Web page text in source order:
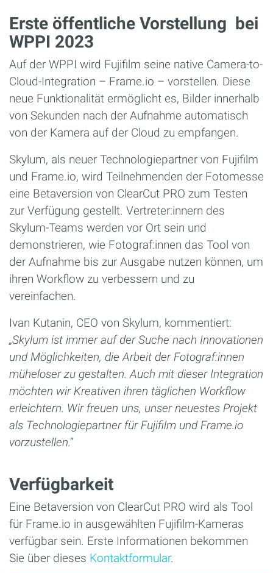
Erste öffentliche Vorstellung bei
WPPI 2023
Auf der WPPI wird Fujifilm seine native Camera-to-
Cloud-Integration – Frame.io – vorstellen. Diese
neue Funktionalität ermöglicht es, Bilder innerhalb
von Sekunden nach der Aufnahme automatisch
von der Kamera auf der Cloud zu empfangen.
Skylum, als neuer Technologiepartner von Fujifilm
und Frame.io, wird Teilnehmenden der Fotomesse
eine Betaversion von ClearCut PRO zum Testen
zur Verfügung gestellt. Vertreter:innern des
Skylum-Teams werden vor Ort sein und
demonstrieren, wie Fotograf:innen das Tool von
der Aufnahme bis zur Ausgabe nutzen können, um
ihren Workflow zu verbessern und zu
vereinfachen.
Ivan Kutanin, CEO von Skylum, kommentiert:
„Skylum ist immer auf der Suche nach Innovationen
und Möglichkeiten, die Arbeit der Fotograf:innen
müheloser zu gestalten. Auch mit dieser Integration
möchten wir Kreativen ihren täglichen Workflow
erleichtern. Wir freuen uns, unser neuestes Projekt
als Technologiepartner für Fujifilm und Frame.io
vorzustellen.“
Verfügbarkeit
Eine Betaversion von ClearCut PRO wird als Tool
für Frame.io in ausgewählten Fujifilm-Kameras
verfügbar sein. Erste Informationen bekommen
Sie über dieses Kontaktformular.